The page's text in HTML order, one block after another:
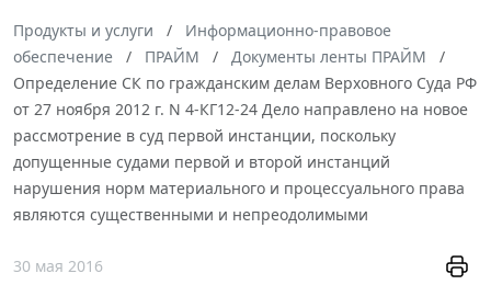
Продукты и услуги
Информационно-правовое
обеспечение
ПРАЙМ
Документы ленты ПРАЙМ
Определение СК по гражданским делам Верховного Суда РФ
от 27 ноября 2012 г. N 4-КГ12-24 Дело направлено на новое
рассмотрение в суд первой инстанции, поскольку
допущенные судами первой и второй инстанций
нарушения норм материального и процессуального права
являются существенными и непреодолимыми
30 мая 2016